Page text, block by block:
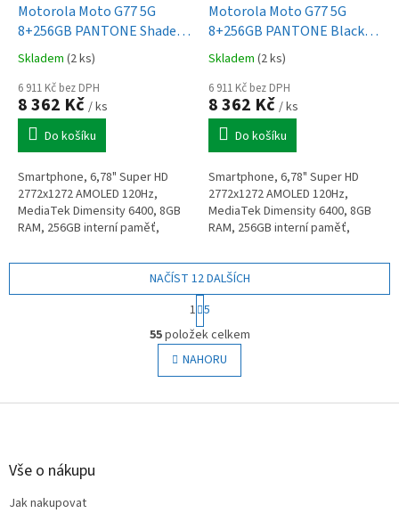
Motorola Moto G77 5G
8+256GB PANTONE Shaded
Spruce
Skladem (2 ks)
6 911 Kč bez DPH
8 362 Kč / ks
Do košíku
Smartphone, 6,78" Super HD
2772x1272 AMOLED 120Hz,
MediaTek Dimensity 6400, 8GB
RAM, 256GB interní paměť,
přední 32MPx, GPS, BT5.4, 5G,
Motorola Moto G77 5G
8+256GB PANTONE Black
Olive
Skladem (2 ks)
6 911 Kč bez DPH
8 362 Kč / ks
Do košíku
Smartphone, 6,78" Super HD
2772x1272 AMOLED 120Hz,
MediaTek Dimensity 6400, 8GB
RAM, 256GB interní paměť,
přední 32MPx, GPS, BT5.4, 5G,
NFC, baterie...
O
v
l
á
a
NAČÍST 12 DALŠÍCH
S
t
r
á
n
k
v
1 5
55položek celkem
NAHORU
Z
Vše o nákupu
Jak nakupovat